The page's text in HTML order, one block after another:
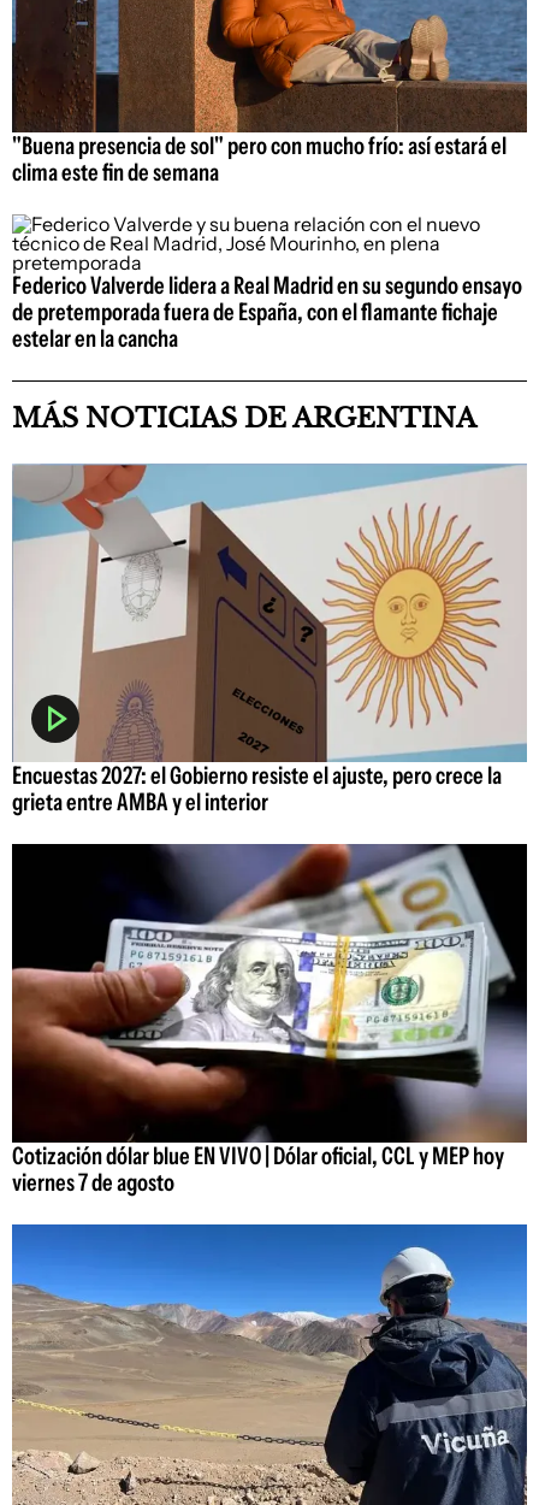
"Buena presencia de sol" pero con mucho frío: así estará el
clima este fin de semana
Federico Valverde lidera a Real Madrid en su segundo ensayo
de pretemporada fuera de España, con el flamante fichaje
estelar en la cancha
MÁS NOTICIAS DE ARGENTINA
Encuestas 2027: el Gobierno resiste el ajuste, pero crece la
grieta entre AMBA y el interior
Cotización dólar blue EN VIVO | Dólar oficial, CCL y MEP hoy
viernes 7 de agosto